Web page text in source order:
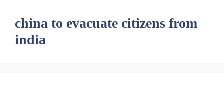
china to evacuate citizens from
india